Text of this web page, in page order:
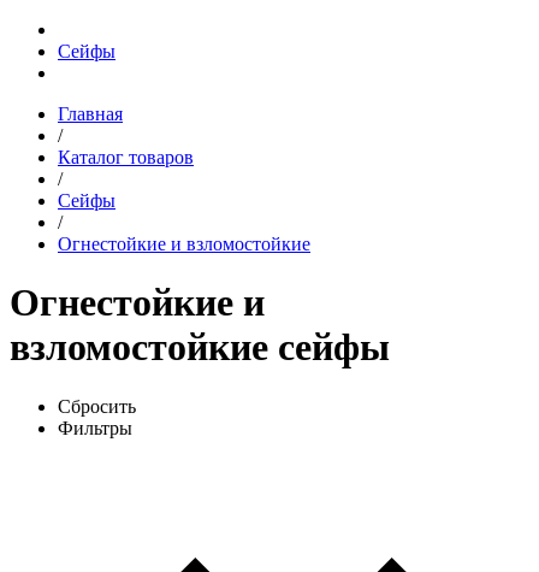
Сейфы
Главная
/
Каталог товаров
/
Сейфы
/
Огнестойкие и взломостойкие
Огнестойкие и
взломостойкие сейфы
Сбросить
Фильтры